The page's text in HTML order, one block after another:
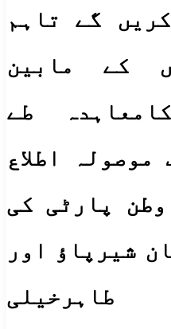
گے تاہم
کے مابین
طے
اطلاع
پارٹی کی
شیرپاﺅ اور